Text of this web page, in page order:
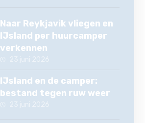
Naar Reykjavik vliegen en
IJsland per huurcamper
verkennen
IJsland en de camper:
bestand tegen ruw weer